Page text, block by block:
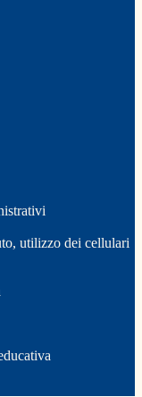
utilizzo dei cellulari